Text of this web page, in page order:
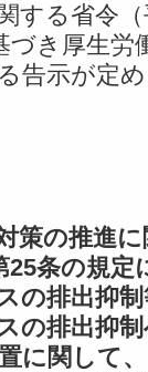
する省令
づき厚生労
告示が定
策の推進
25条の規
の排出抑
の排出抑
に関して